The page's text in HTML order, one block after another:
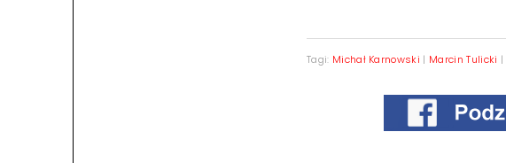
Tagi: Michał Karnowski | Marcin Tulicki |